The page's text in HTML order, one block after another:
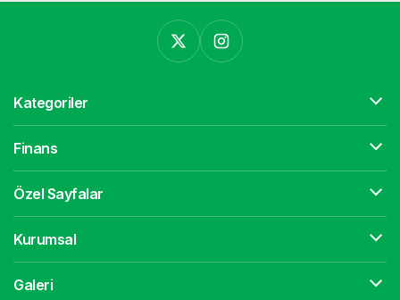
Kategoriler
Finans
Özel Sayfalar
Kurumsal
Galeri